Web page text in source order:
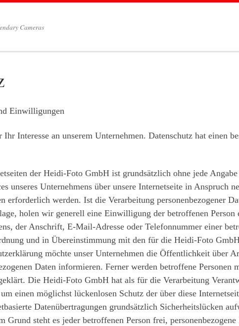
Cameras
Einwilligungen
Ihr Interesse an unserem Unternehmen. Datenschutz hat einen
der Heidi-Foto GmbH ist grundsätzlich ohne jede
unseres Unternehmens über unsere Internetseite in Anspruch
erforderlich werden. Ist die Verarbeitung personenbezogener
holen wir generell eine Einwilligung der betroffenen Person
der Anschrift, E-Mail-Adresse oder Telefonnummer einer
und in Übereinstimmung mit den für die Heidi-Foto
möchte unser Unternehmen die Öffentlichkeit über
Daten informieren. Ferner werden betroffene
Die Heidi-Foto GmbH hat als für die Verarbeitung
einen möglichst lückenlosen Schutz der über diese
Datenübertragungen grundsätzlich Sicherheitslücken
Grund steht es jeder betroffenen Person frei,